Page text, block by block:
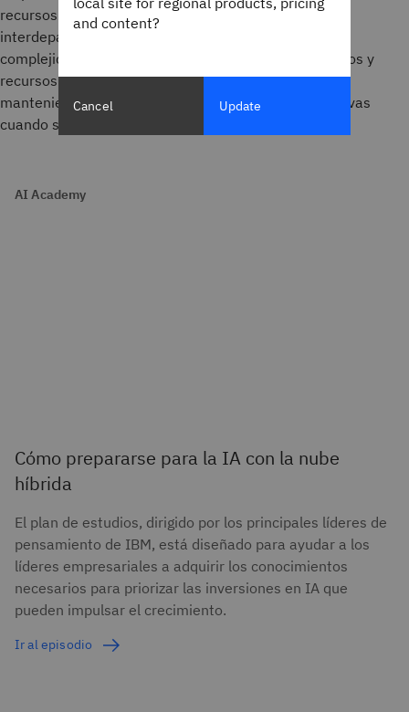
recursos compartidos, las dependencias
interdepartamentales y la propiedad de los datos. La
complejidad radica en determinar qué usuarios, grupos y
recursos pertenecen a qué entidad organizativa,
manteniendo al mismo tiempo las relaciones operativas
cuando sea necesario.
AI Academy
Cómo prepararse para la IA con la nube
híbrida
El plan de estudios, dirigido por los principales líderes de
pensamiento de IBM, está diseñado para ayudar a los
líderes empresariales a adquirir los conocimientos
necesarios para priorizar las inversiones en IA que
pueden impulsar el crecimiento.
Ir al episodio
and content?
Cancel Update